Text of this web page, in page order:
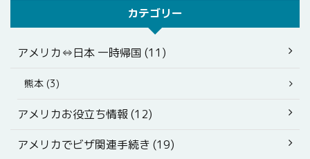
カテゴリー
アメリカ⇔日本 一時帰国 (11)
熊本 (3)
アメリカお役立ち情報 (12)
アメリカでビザ関連手続き (19)